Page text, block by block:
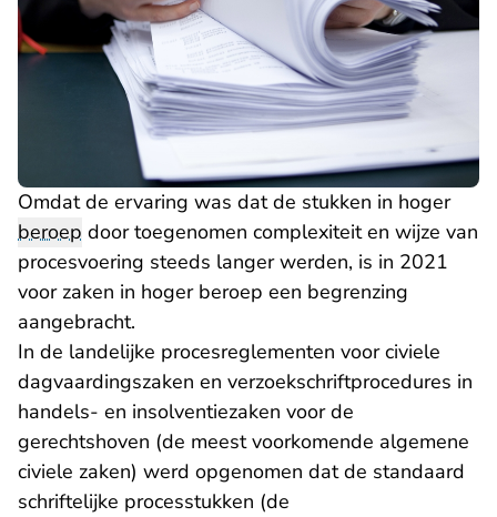
Omdat de ervaring was dat de stukken in hoger
beroep door toegenomen complexiteit en wijze van
procesvoering steeds langer werden, is in 2021
voor zaken in hoger beroep een begrenzing
aangebracht.
In de landelijke procesreglementen voor civiele
dagvaardingszaken en verzoekschriftprocedures in
handels- en insolventiezaken voor de
gerechtshoven (de meest voorkomende algemene
civiele zaken) werd opgenomen dat de standaard
schriftelijke processtukken (de